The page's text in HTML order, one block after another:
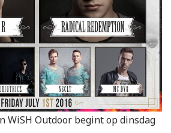
WiSH Outdoor begint op dinsdag